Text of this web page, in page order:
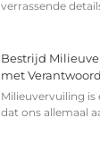
verrassende
Bestrijd
met
Milieuvervuiling
dat ons allemaal